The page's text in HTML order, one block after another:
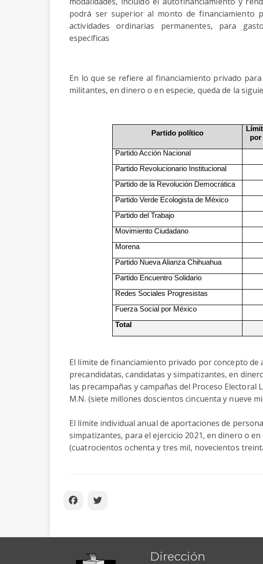
podrá ser superior al monto de financiamiento
actividades ordinarias permanentes, para
específicas
En lo que se refiere al financiamiento privado
militantes, en dinero o en especie, queda de la
Partido político
por
Partido Acción Nacional
Partido Revolucionario Institucional
Partido de la Revolución Democrática
Partido Verde Ecologista de México
Partido del Trabajo
Movimiento Ciudadano
Morena
Partido Nueva Alianza Chihuahua
Partido Encuentro Solidario
Redes Sociales Progresistas
Fuerza Social por México
Total
El límite de financiamiento privado por concepto de
precandidatas, candidatas y simpatizantes, en
las precampañas y campañas del Proceso Electoral
M.N. (siete millones doscientos cincuenta y nueve
El límite individual anual de aportaciones de
simpatizantes, para el ejercicio 2021, en dinero o en
(cuatrocientos ochenta y tres mil, novecientos
Dirección